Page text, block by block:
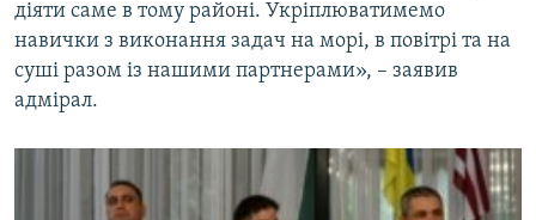
діяти саме в тому районі. Укріплюватимемо
навички з виконання задач на морі, в повітрі та на
суші разом із нашими партнерами», – заявив
адмірал.